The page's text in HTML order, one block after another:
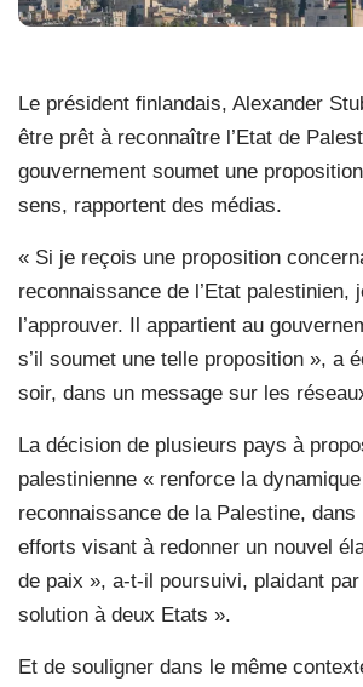
Le président finlandais, Alexander
être prêt à reconnaître l’Etat de
gouvernement soumet une
sens, rapportent des médias.
« Si je reçois une proposition
reconnaissance de l’Etat palestinien,
l’approuver. Il appartient au
s’il soumet une telle proposition », a
soir, dans un message sur les
La décision de plusieurs pays à
palestinienne « renforce la
reconnaissance de la Palestine, dans
efforts visant à redonner un nouvel
de paix », a-t-il poursuivi, plaidant
solution à deux Etats ».
Et de souligner dans le même